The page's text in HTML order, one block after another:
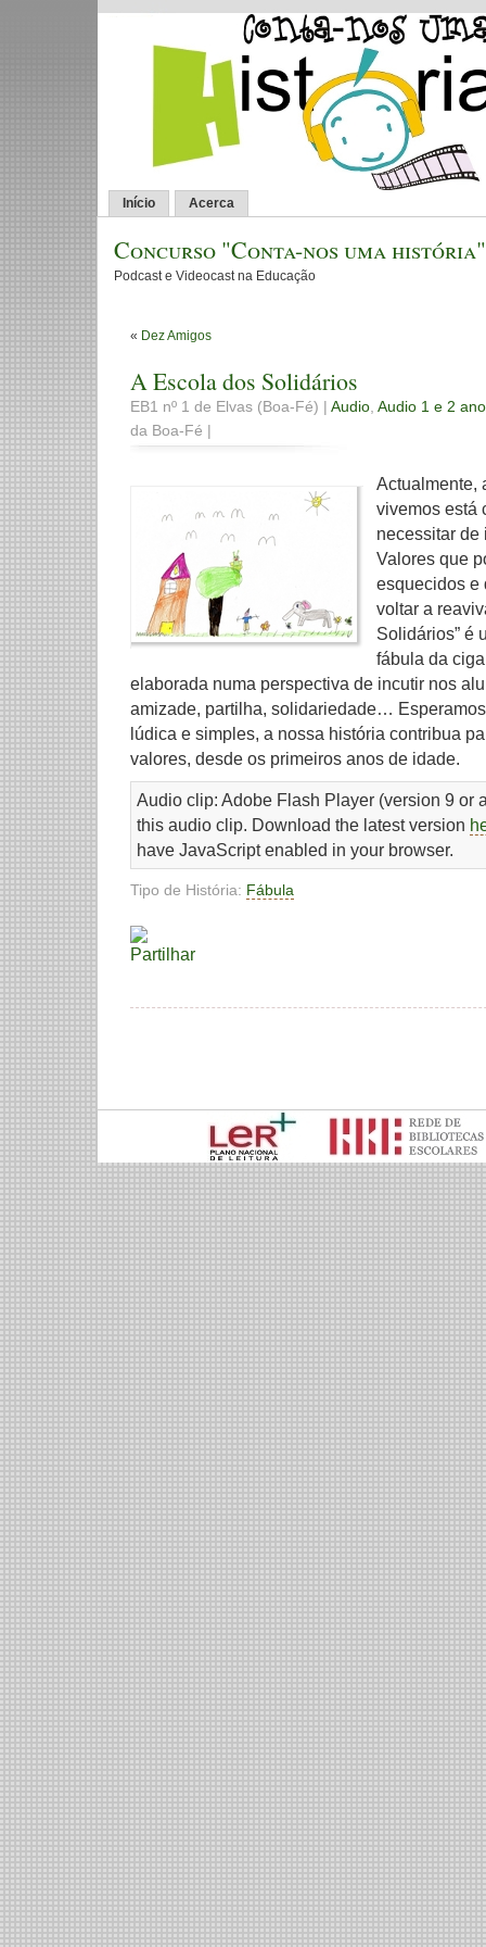
Início Acerca
Concurso "Conta-nos uma história"
Podcast e Videocast na Educação
« Dez Amigos
A Escola dos Solidários
EB1 nº 1 de Elvas (Boa-Fé) | Audio, Audio 1 e 2 ano
da Boa-Fé |
Actualmente,
vivemos está
necessitar de
Valores que
esquecidos e
voltar a
Solidários” é
fábula da
elaborada numa perspectiva de incutir nos
amizade, partilha, solidariedade…
lúdica e simples, a nossa história contribua
valores, desde os primeiros anos de idade.
Audio clip: Adobe Flash Player (version 9 or
this audio clip. Download the latest version
have JavaScript enabled in your browser.
Tipo de História: Fábula